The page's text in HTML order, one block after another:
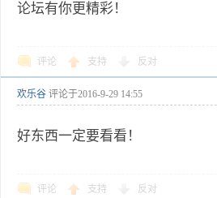
论坛有你更精彩！
评论 支持 反对
欢乐谷 评论于2016-9-29 14:55
好东西一定要看看！
评论 支持 反对